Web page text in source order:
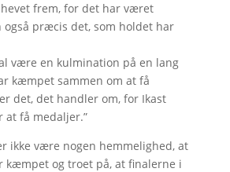
frem, for det har været
også præcis det, som holdet har
være en kulmination på en lang
kæmpet sammen om at få
det, det handler om, for Ikast
at få medaljer.”
ikke være nogen hemmelighed, at
kæmpet og troet på, at finalerne i